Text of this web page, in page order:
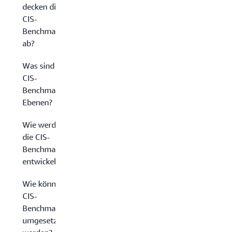
decken die
CIS-
Benchmarks
ab?
Was sind
CIS-
Benchmark-
Ebenen?
Wie werden
die CIS-
Benchmarks
entwickelt?
Wie können
CIS-
Benchmarks
umgesetzt